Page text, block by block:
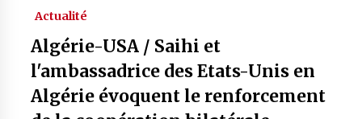
Actualité
Algérie-USA / Saihi et
l'ambassadrice des Etats-Unis en
Algérie évoquent le renforcement